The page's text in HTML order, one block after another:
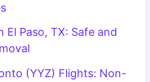
El Paso, TX: Safe and
(YYZ) Flights: Non-